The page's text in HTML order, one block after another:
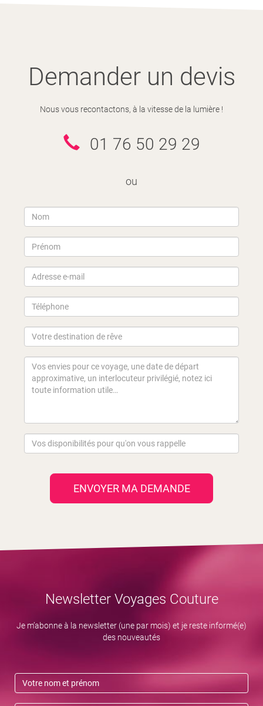
Demander un devis
Nous vous recontactons, à la vitesse de la lumière !
01 76 50 29 29
ou
ENVOYER MA DEMANDE
Newsletter Voyages Couture
Je m’abonne à la newsletter (une par mois) et je reste informé(e)
des nouveautés